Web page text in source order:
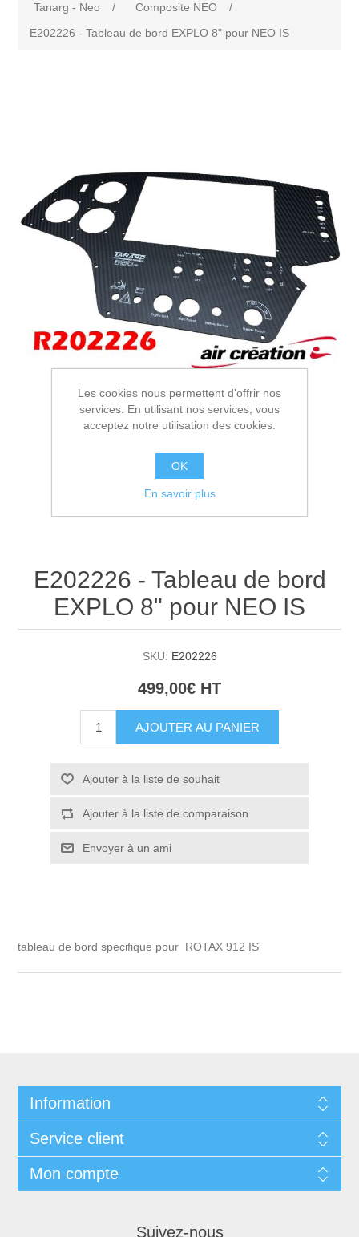
Tanarg - Neo
/ Composite NEO
/
E202226 - Tableau de bord EXPLO 8" pour NEO IS
E202226 - Tableau de bord
EXPLO 8" pour NEO IS
SKU: E202226
499,00€ HT
AJOUTER AU PANIER
Ajouter à la liste de souhait
Ajouter à la liste de comparaison
Envoyer à un ami
tableau de bord specifique pour ROTAX 912 IS
Information
Service client
Mon compte
Suivez-nous
Les cookies nous permettent d'offrir nos
services. En utilisant nos services, vous
acceptez notre utilisation des cookies.
OK
En savoir plus